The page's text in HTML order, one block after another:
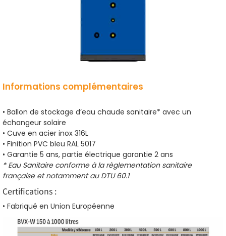
Informations complémentaires
• Ballon de stockage d’eau chaude sanitaire* avec un
échangeur solaire
• Cuve en acier inox 316L
• Finition PVC bleu RAL 5017
• Garantie 5 ans, partie électrique garantie 2 ans
* Eau Sanitaire conforme à la règlementation sanitaire
française et notamment au DTU 60.1
Certifications :
• Fabriqué en Union Européenne